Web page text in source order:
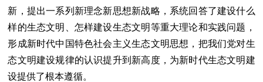
新，提出一系列新理念新思想新战略，系统回答了建设什么
样的生态文明、怎样建设生态文明等重大理论和实践问题，
形成新时代中国特色社会主义生态文明思想，把我们党对生
态文明建设规律的认识提升到新高度，为新时代生态文明建
设提供了根本遵循。